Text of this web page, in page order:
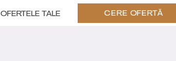
OFERTELE TALE CERE OFERTĂ